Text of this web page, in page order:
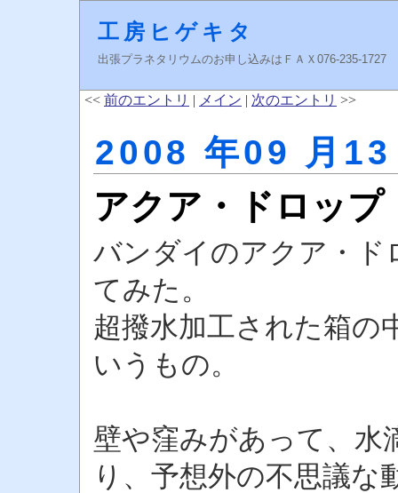
工房ヒゲキタ
出張プラネタリウムのお申し込みはＦＡＸ076-235-
<< 前のエントリ | メイン | 次のエントリ >>
2008 年09 月
アクア・ドロップ
バンダイのアクア・
てみた。
超撥水加工された箱の
いうもの。
壁や窪みがあって、水
り、予想外の不思議な